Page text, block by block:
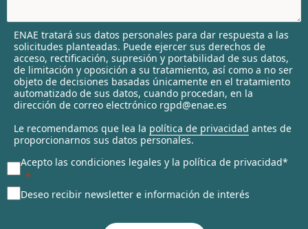
l
e
c
t
e
d
ENAE tratará sus datos personales para dar respuesta a las
solicitudes planteadas. Puede ejercer sus derechos de
acceso, rectificación, supresión y portabilidad de sus datos,
de limitación y oposición a su tratamiento, así como a no ser
objeto de decisiones basadas únicamente en el tratamiento
automatizado de sus datos, cuando procedan, en la
dirección de correo electrónico rgpd@enae.es
Le recomendamos que lea la política de privacidad antes de
proporcionarnos sus datos personales.
Acepto las condiciones legales y la política de privacidad*
Deseo recibir newsletter e información de interés